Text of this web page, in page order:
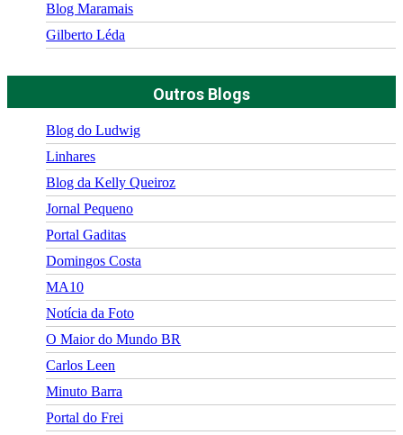
Blog Maramais
Gilberto Léda
Outros Blogs
Blog do Ludwig
Linhares
Blog da Kelly Queiroz
Jornal Pequeno
Portal Gaditas
Domingos Costa
MA10
Notícia da Foto
O Maior do Mundo BR
Carlos Leen
Minuto Barra
Portal do Frei